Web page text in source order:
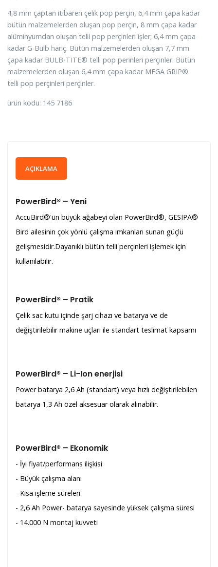
4,8 mm çaptan itibaren çelik pop perçin, 6,4 mm çapa kadar
bütün malzemelerden oluşan pop perçin, 8 mm çapa kadar
alüminyumdan oluşan telli pop perçinleri işler; 6,4 mm çapa
kadar G-Bulb hariç. Bütün malzemelerden oluşan 7,7 mm
çapa kadar BULB-TITE® telli pop perinleri perçinler. Bütün
malzemelerden oluşan 6,4 mm çapa kadar MEGA GRIP®
telli pop perçinleri perçinler.
ürün kodu: 145 7186
AÇIKLAMA
PowerBird® – Yeni
AccuBird®'ün büyük ağabeyi olan PowerBird®, GESIPA®
Bird ailesinin çok yönlü çalışma imkanları sunan güçlü
gelişmesidir.Dayanıklı bütün telli perçinleri işlemek için
kullanılabilir.
PowerBird® – Pratik
Çelik sac kutu içinde şarj cihazı ve batarya ve de
değiştirilebilir makine uçları ile standart teslimat kapsamı
PowerBird® – Li-Ion enerjisi
Power batarya 2,6 Ah (standart) veya hızlı değiştirilebilen
batarya 1,3 Ah özel aksesuar olarak alınabilir.
PowerBird® – Ekonomik
- İyi fiyat/performans ilişkisi
- Büyük çalışma alanı
- Kısa işleme süreleri
- 2,6 Ah Power- batarya sayesinde yüksek çalışma süresi
- 14.000 N montaj kuvveti